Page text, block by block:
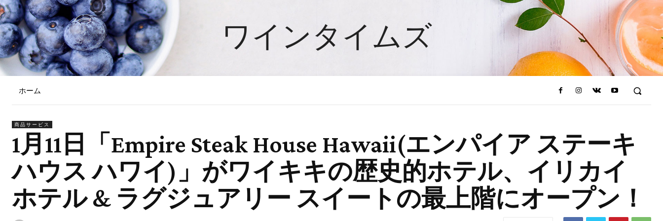
ワインタイムズ
ホーム
商品サービス
1月11日「Empire Steak House Hawaii(エンパイア ステーキ
ハウス ハワイ)」がワイキキの歴史的ホテル、イリカイ
ホテル & ラグジュアリー スイートの最上階にオープン！